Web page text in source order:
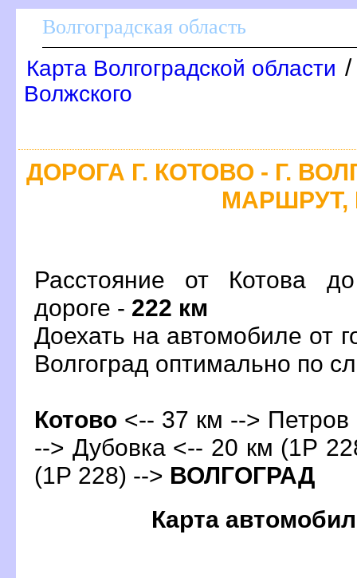
олгоградская область
Карта Волгоградской области /
олжского
ДОРОГА Г. КОТОВО - Г.
МАРШРУТ,
Расстояние от Котова
дороге - 222 км
Доехать на автомобиле от
олгоград оптимально по
Котово <-- 37 км -->
--> Дубовка <-- 20 км (1Р
(1Р 228) --> ОЛГОГРАД
Карта